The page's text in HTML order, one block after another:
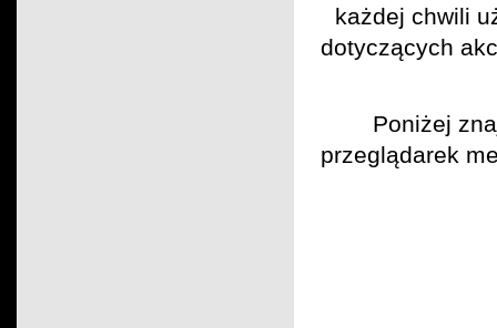
każdej chwili
dotyczących
Poniżej
przeglądarek